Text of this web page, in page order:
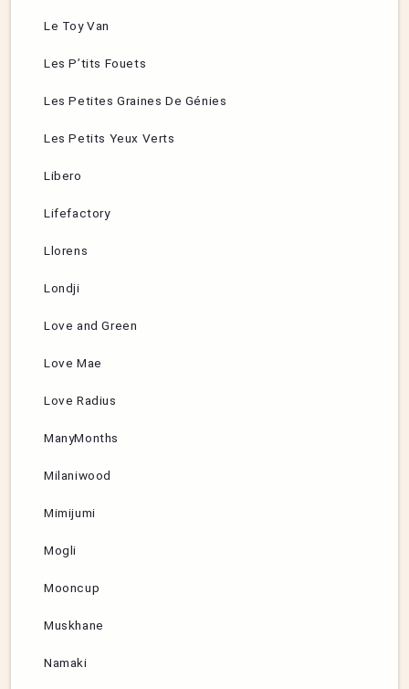
Le Toy Van
Les P’tits Fouets
Les Petites Graines De Génies
Les Petits Yeux Verts
Libero
Lifefactory
Llorens
Londji
Love and Green
Love Mae
Love Radius
ManyMonths
Milaniwood
Mimijumi
Mogli
Mooncup
Muskhane
Namaki